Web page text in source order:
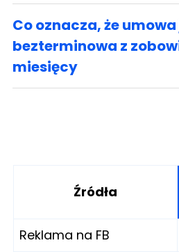
Co oznacza, że
bezterminowa z
miesięcy
Źródła
Reklama na FB